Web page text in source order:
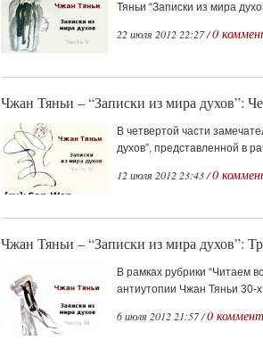
Тяньи “Записки из мира
22 июля 2012 22:27 /0
Чжан Тяньи – “Записки из мира духов”:
В четвертой части
духов”, представленной в
12 июля 2012 23:43 /0
Чжан Тяньи – “Записки из мира духов”:
В рамках рубрики “Читаем
антиутопии Чжан Тяньи 30-х
6 июля 2012 21:57 /0